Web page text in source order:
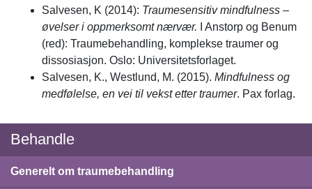
Salvesen, K (2014): Traumesensitiv mindfulness –
øvelser i oppmerksomt nærvær. I Anstorp og Benum
(red): Traumebehandling, komplekse traumer og
dissosiasjon. Oslo: Universitetsforlaget.
Salvesen, K., Westlund, M. (2015). Mindfulness og
medfølelse, en vei til vekst etter traumer. Pax forlag.
Behandle
Generelt om traumebehandling